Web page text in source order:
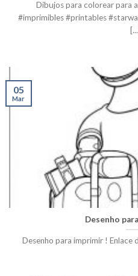
Dibujos para colorear para
#imprimibles #printables
Desenho
Desenho para imprimir ! Enlace
05
Mar